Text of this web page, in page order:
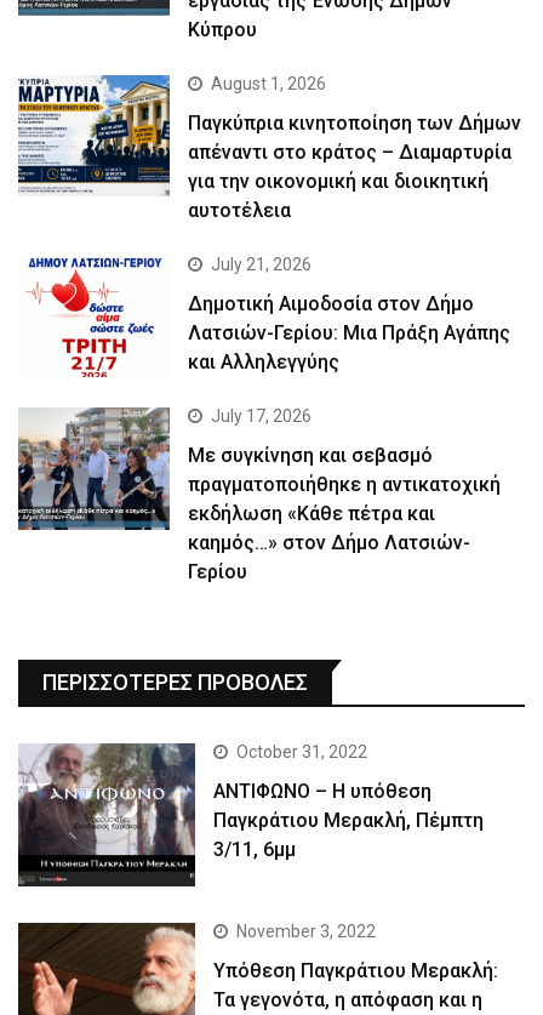
Κύπρου
August 1, 2026
Παγκύπρια κινητοποίηση των Δήμων
απέναντι στο κράτος – Διαμαρτυρία
για την οικονομική και διοικητική
αυτοτέλεια
July 21, 2026
Δημοτική Αιμοδοσία στον Δήμο
Λατσιών-Γερίου: Μια Πράξη Αγάπης
και Αλληλεγγύης
July 17, 2026
Με συγκίνηση και σεβασμό
πραγματοποιήθηκε η αντικατοχική
εκδήλωση «Κάθε πέτρα και
καημός…» στον Δήμο Λατσιών-
Γερίου
ΠΕΡΙΣΣΟΤΕΡΕΣ ΠΡΟΒΟΛΕΣ
October 31, 2022
ΑΝΤΙΦΩΝΟ – Η υπόθεση
Παγκράτιου Μερακλή, Πέμπτη
3/11, 6μμ
November 3, 2022
Yπόθεση Παγκράτιου Μερακλή:
Τα γεγονότα, η απόφαση και η